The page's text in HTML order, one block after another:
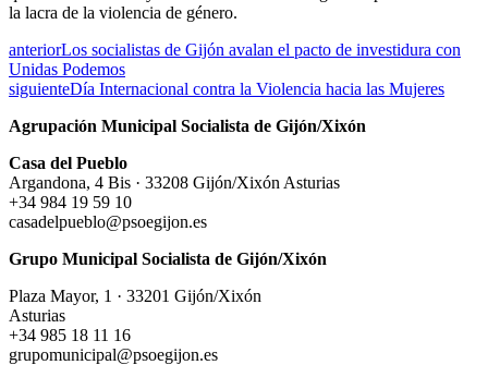
la lacra de la violencia de género.
anteriorLos socialistas de Gijón avalan el pacto de investidura con
Unidas Podemos
siguienteDía Internacional contra la Violencia hacia las Mujeres
Agrupación Municipal Socialista de Gijón/Xixón
Casa del Pueblo
Argandona, 4 Bis · 33208 Gijón/Xixón Asturias
+34 984 19 59 10
casadelpueblo@psoegijon.es
Grupo Municipal Socialista de Gijón/Xixón
Plaza Mayor, 1 · 33201 Gijón/Xixón
Asturias
+34 985 18 11 16
grupomunicipal@psoegijon.es